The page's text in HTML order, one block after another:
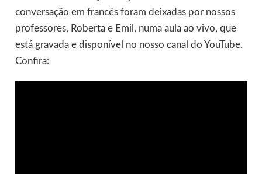
conversação em francês foram deixadas por nossos
professores, Roberta e Emil, numa aula ao vivo, que
está gravada e disponível no nosso canal do YouTube.
Confira: